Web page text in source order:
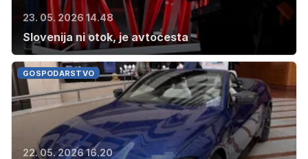
23. 05. 2026 14.48
Slovenija ni otok, je avtocesta
GOSPODARSTVO
22. 05. 2026 16.20